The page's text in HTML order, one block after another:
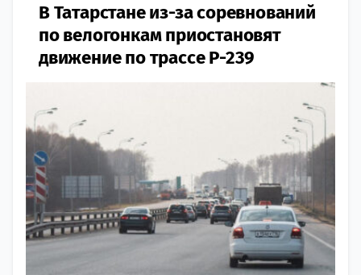
В Татарстане из-за соревнований
по велогонкам приостановят
движение по трассе Р-239